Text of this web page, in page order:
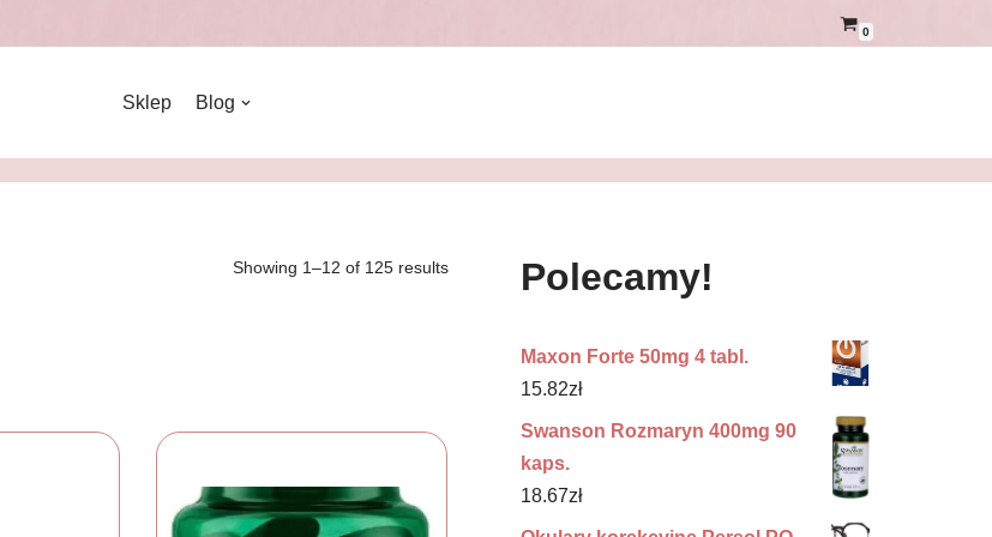
0
Sklep Blog
Showing 1–12 of 125 results Polecamy!
Maxon Forte 50mg 4 tabl.
15.82zł
Swanson Rozmaryn 400mg 90
kaps.
18.67zł